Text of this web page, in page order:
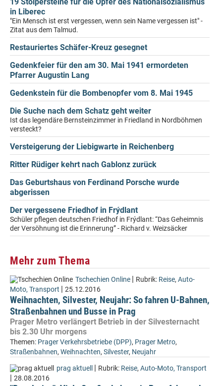
in Liberec
"Ein Mensch ist erst vergessen, wenn sein Name vergessen ist" -
Zitat aus dem Talmud.
Restauriertes Schäfer-Kreuz gesegnet
Gedenkfeier für den am 30. Mai 1941 ermordeten
Pfarrer Augustin Lang
Gedenkstein für die Bombenopfer vom 8. Mai 1945
Die Suche nach dem Schatz geht weiter
Ist das legendäre Bernsteinzimmer in Friedland in Nordböhmen
versteckt?
Versteigerung der Liebigwarte in Reichenberg
Ritter Rüdiger kehrt nach Gablonz zurück
Das Geburtshaus von Ferdinand Porsche wurde
abgerissen
Der vergessene Friedhof in Frýdlant
Schüler pflegen deutschen Friedhof in Frýdlant: “Das Geheimnis
der Versöhnung ist die Erinnerung” - Richard v. Weizsäcker
Mehr zum Thema
Tschechien Online | Rubrik: Reise, Auto-
Moto, Transport | 25.12.2016
Weihnachten, Silvester, Neujahr: So fahren U-Bahnen,
Straßenbahnen und Busse in Prag
Prager Metro verlängert Betrieb in der Silvesternacht
bis 2.30 Uhr morgens
Themen: Prager Verkehrsbetriebe (DPP), Prager Metro,
Straßenbahnen, Weihnachten, Silvester, Neujahr
prag aktuell | Rubrik: Reise, Auto-Moto, Transport
| 28.08.2016